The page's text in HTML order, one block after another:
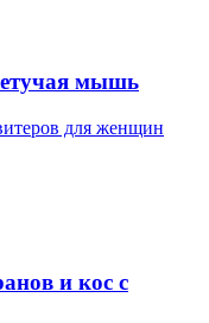
мышь
для женщин
и кос с